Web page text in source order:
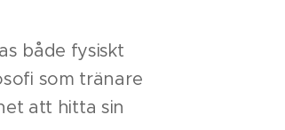
både fysiskt
som tränare
att hitta sin